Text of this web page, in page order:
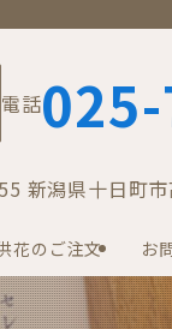
花のご注文 お
電話
新潟県十日町